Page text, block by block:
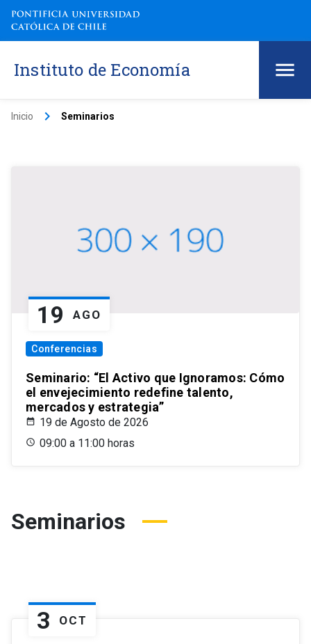
Instituto de Economía
Inicio keyboard_arrow_right Seminarios
19 AGO
Conferencias
Seminario: “El Activo que Ignoramos: Cómo
el envejecimiento redefine talento,
mercados y estrategia”
19 de Agosto de 2026
09:00 a 11:00 horas
Seminarios
3 OCT